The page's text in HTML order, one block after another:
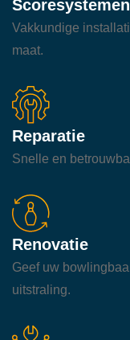
Scoresystemen
Vakkundige
maat.
Reparatie
Snelle en
Renovatie
Geef uw
uitstraling.